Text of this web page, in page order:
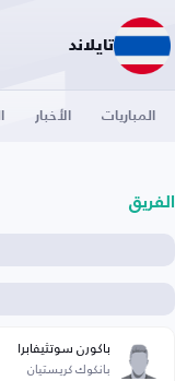
تايلاند
المباريات الأخبار
الفريق
باكورن سوتثيفابرا
بانكوك كريستيان